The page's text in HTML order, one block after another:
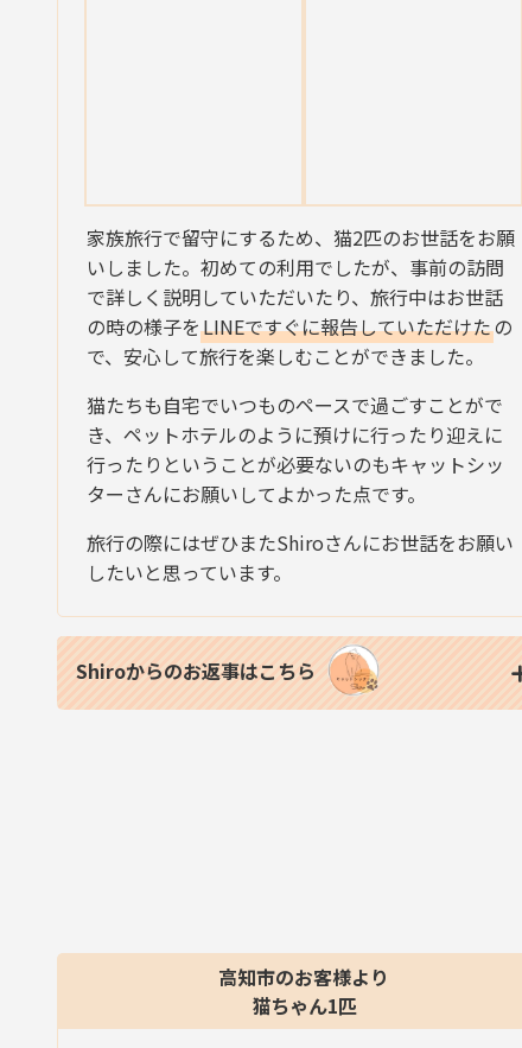
家族旅行で留守にするため、猫2匹のお世話をお願
いしました。初めての利用でしたが、事前の訪問
で詳しく説明していただいたり、旅行中はお世話
の時の様子をLINEですぐに報告していただけたの
で、安心して旅行を楽しむことができました。
猫たちも自宅でいつものペースで過ごすことがで
き、ペットホテルのように預けに行ったり迎えに
行ったりということが必要ないのもキャットシッ
ターさんにお願いしてよかった点です。
旅行の際にはぜひまたShiroさんにお世話をお願い
したいと思っています。
Shiroからのお返事はこちら
高知市のお客様より
猫ちゃん1匹